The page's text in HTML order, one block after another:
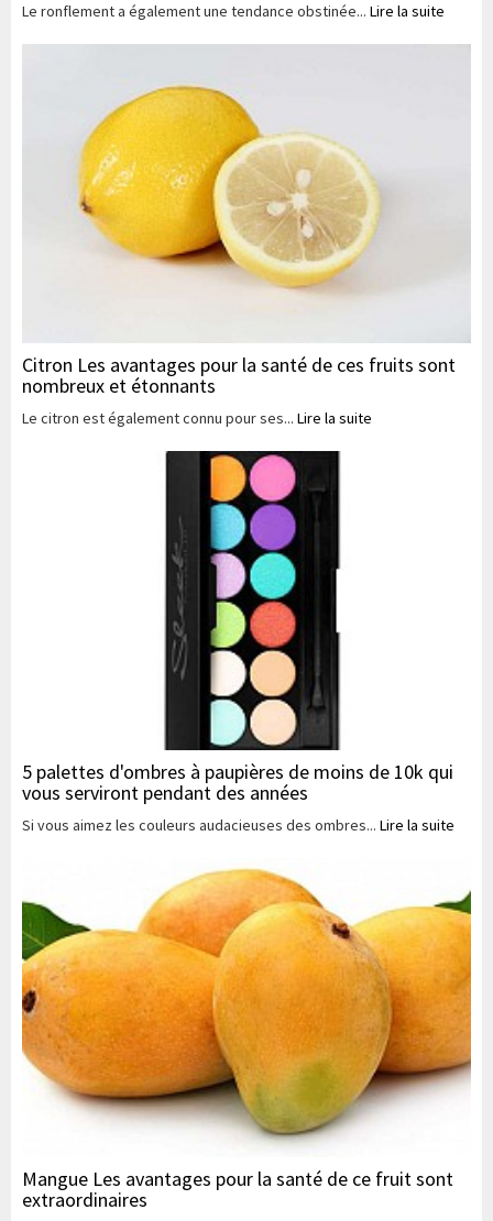
Le ronflement a également une tendance obstinée... Lire la suite
Citron Les avantages pour la santé de ces fruits sont
nombreux et étonnants
Le citron est également connu pour ses... Lire la suite
5 palettes d'ombres à paupières de moins de 10k qui
vous serviront pendant des années
Si vous aimez les couleurs audacieuses des ombres... Lire la suite
Mangue Les avantages pour la santé de ce fruit sont
extraordinaires